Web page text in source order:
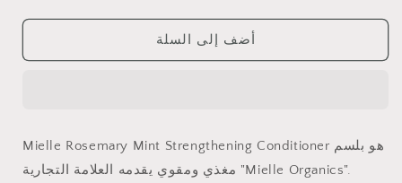
لـ
Rosemary
لـ
Mielle
Rosemary
أضف إلى السلة
Mielle Rosemary Mint Strengthening Conditioner هو بلسم
مغذي ومقوي يقدمه العلامة التجارية "Mielle Organics".